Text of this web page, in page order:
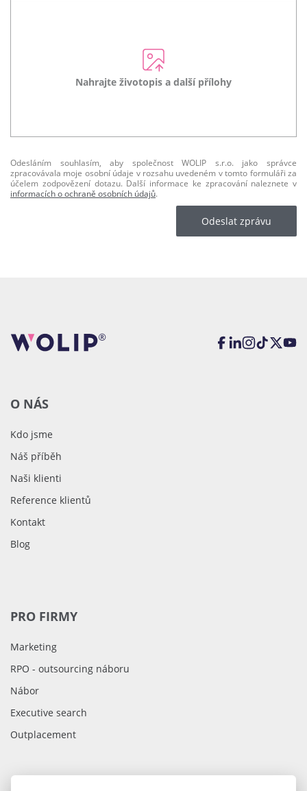
Nahrajte životopis a další přílohy
Odesláním souhlasím, aby společnost WOLIP s.r.o. jako správce
zpracovávala moje osobní údaje v rozsahu uvedeném v tomto formuláři za
účelem zodpovězení dotazu. Další informace ke zpracování naleznete v
informacích o ochraně osobních údajů.
Odeslat zprávu
O NÁS
Kdo jsme
Náš příběh
Naši klienti
Reference klientů
Kontakt
Blog
PRO FIRMY
Marketing
RPO - outsourcing náboru
Nábor
Executive search
Outplacement